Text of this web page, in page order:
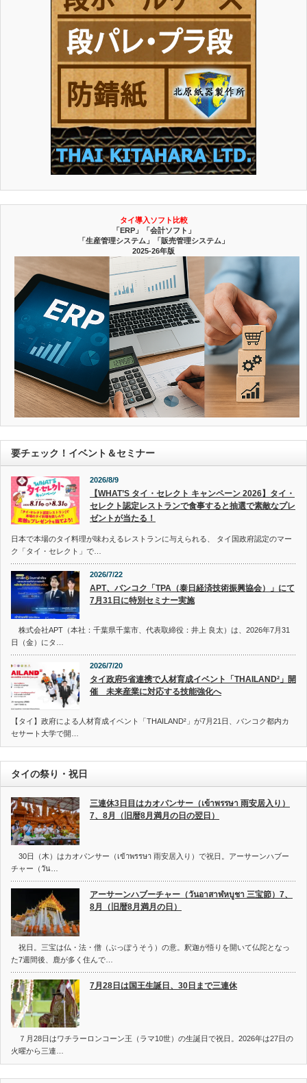
タイ導入ソフト比較
「ERP」「会計ソフト」
「生産管理システム」「販売管理システム」
2025-26年版
要チェック！イベント＆セミナー
2026/8/9
【WHAT’S タイ・セレクト キャンペーン 2026】タイ・
セレクト認定レストランで食事すると抽選で素敵なプレ
ゼントが当たる！
日本で本場のタイ料理が味わえるレストランに与えられる、 タイ国政府認定のマー
ク「タイ・セレクト」で…
2026/7/22
APT、バンコク「TPA（泰日経済技術振興協会）」にて
7月31日に特別セミナー実施
株式会社APT（本社：千葉県千葉市、代表取締役：井上 良太）は、2026年7月31
日（金）にタ…
2026/7/20
タイ政府5省連携で人材育成イベント「THAILAND²」開
催 未来産業に対応する技能強化へ
【タイ】政府による人材育成イベント「THAILAND²」が7月21日、バンコク都内カ
セサート大学で開…
タイの祭り・祝日
三連休3日目はカオパンサー（เข้าพรรษา 雨安居入り）
7、8月（旧暦8月満月の日の翌日）
30日（木）はカオパンサー（เข้าพรรษา 雨安居入り）で祝日。アーサーンハブー
チャー（วัน…
アーサーンハブーチャー（วันอาสาฬหบูชา 三宝節）7、
8月（旧暦8月満月の日）
祝日。三宝は仏・法・僧（ぶっぽうそう）の意。釈迦が悟りを開いて仏陀となっ
た7週間後、鹿が多く住んで…
7月28日は国王生誕日、30日まで三連休
７月28日はワチラーロンコーン王（ラマ10世）の生誕日で祝日。2026年は27日の
火曜から三連…